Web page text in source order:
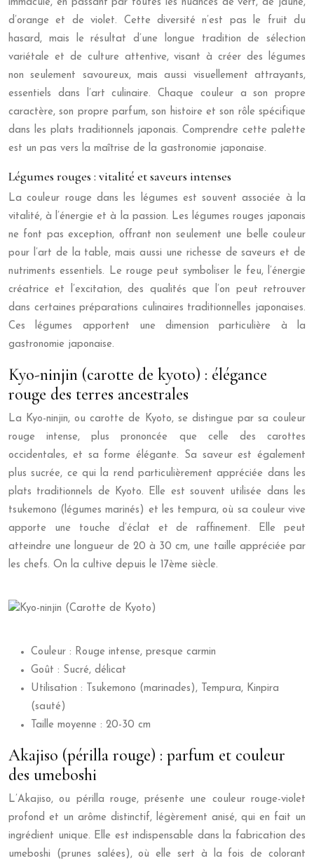
immaculé, en passant par toutes les nuances de vert, de jaune,
d’orange et de violet. Cette diversité n’est pas le fruit du
hasard, mais le résultat d’une longue tradition de sélection
variétale et de culture attentive, visant à créer des légumes
non seulement savoureux, mais aussi visuellement attrayants,
essentiels dans l’art culinaire. Chaque couleur a son propre
caractère, son propre parfum, son histoire et son rôle spécifique
dans les plats traditionnels japonais. Comprendre cette palette
est un pas vers la maîtrise de la gastronomie japonaise.
Légumes rouges : vitalité et saveurs intenses
La couleur rouge dans les légumes est souvent associée à la
vitalité, à l’énergie et à la passion. Les légumes rouges japonais
ne font pas exception, offrant non seulement une belle couleur
pour l’art de la table, mais aussi une richesse de saveurs et de
nutriments essentiels. Le rouge peut symboliser le feu, l’énergie
créatrice et l’excitation, des qualités que l’on peut retrouver
dans certaines préparations culinaires traditionnelles japonaises.
Ces légumes apportent une dimension particulière à la
gastronomie japonaise.
Kyo-ninjin (carotte de kyoto) : élégance
rouge des terres ancestrales
La Kyo-ninjin, ou carotte de Kyoto, se distingue par sa couleur
rouge intense, plus prononcée que celle des carottes
occidentales, et sa forme élégante. Sa saveur est également
plus sucrée, ce qui la rend particulièrement appréciée dans les
plats traditionnels de Kyoto. Elle est souvent utilisée dans les
tsukemono (légumes marinés) et les tempura, où sa couleur vive
apporte une touche d’éclat et de raffinement. Elle peut
atteindre une longueur de 20 à 30 cm, une taille appréciée par
les chefs. On la cultive depuis le 17ème siècle.
Couleur : Rouge intense, presque carmin
Goût : Sucré, délicat
Utilisation : Tsukemono (marinades), Tempura, Kinpira
(sauté)
Taille moyenne : 20-30 cm
Akajiso (périlla rouge) : parfum et couleur
des umeboshi
L’Akajiso, ou périlla rouge, présente une couleur rouge-violet
profond et un arôme distinctif, légèrement anisé, qui en fait un
ingrédient unique. Elle est indispensable dans la fabrication des
umeboshi (prunes salées), où elle sert à la fois de colorant